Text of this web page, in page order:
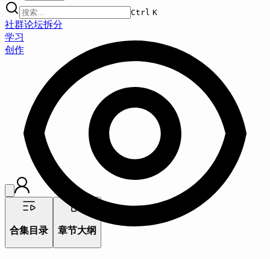
Ctrl K
社群论坛拆分
学习
创作
渐构·世界模型
合集目录 章节大纲